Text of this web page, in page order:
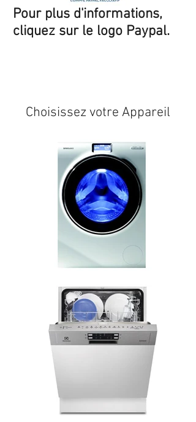
Pour plus d'informations,
cliquez sur le logo Paypal.
Choisissez votre Appareil